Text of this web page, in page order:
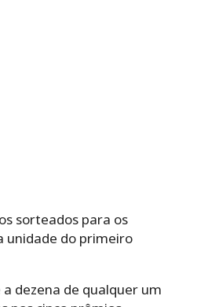
sorteados para os
unidade do primeiro
dezena de qualquer um